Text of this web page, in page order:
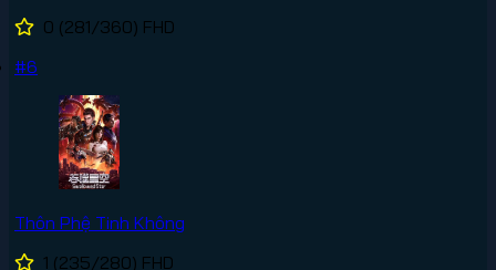
0 (281/360) FHD
#6
Thôn Phệ Tinh Không
1 (235/280) FHD